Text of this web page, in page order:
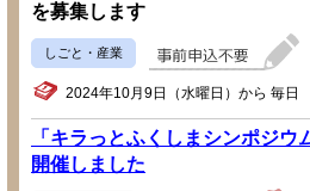
を募集します
しごと・産業
2024年10月9日（水曜日）から 毎日
「キラっとふくしまシンポジウ
開催しました